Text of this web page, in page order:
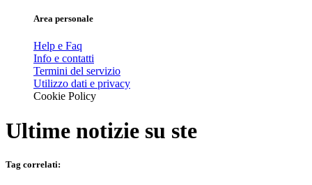
Area personale
Help e Faq
Info e contatti
Termini del servizio
Utilizzo dati e privacy
Cookie Policy
Ultime notizie su ste
Tag correlati: